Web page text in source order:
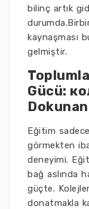
bilinç artık
kaynaşması
gelmiştir.
Gücü:
Eğitim
görmekten
deneyimi.
bağ aslında
güçte.
donatmakla